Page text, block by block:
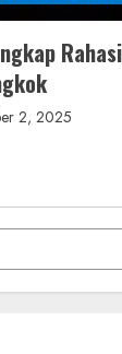
2, 2025